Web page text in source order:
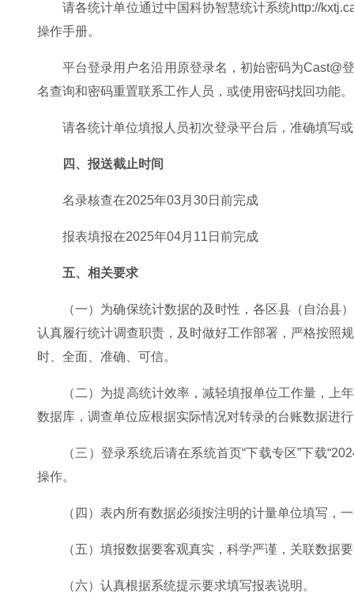
请各统计单位通过中国科协智慧统计系统http://
操作手册。
平台登录用户名沿用原登录名，初始密码为Cast@
名查询和密码重置联系工作人员，或使用密码找回功能。
请各统计单位填报人员初次登录平台后，准确填写
四、报送截止时间
名录核查在2025年03月30日前完成
报表填报在2025年04月11日前完成
五、相关要求
（一）为确保统计数据的及时性，各区县（自治
认真履行统计调查职责，及时做好工作部署，严格按照
时、全面、准确、可信。
（二）为提高统计效率，减轻填报单位工作量，
数据库，调查单位应根据实际情况对转录的台账数据进
（三）登录系统后请在系统首页“下载专区”下载
操作。
（四）表内所有数据必须按注明的计量单位填写，
（五）填报数据要客观真实，科学严谨，关联数据
（六）认真根据系统提示要求填写报表说明。